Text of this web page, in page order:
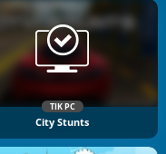
TIK PC
City Stunts